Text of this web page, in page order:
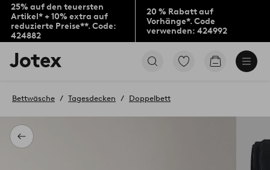
25% auf den teuersten
Artikel* + 10% extra auf
reduzierte Preise**. Code:
424882
20 % Rabatt auf
Vorhänge*. Code
verwenden: 424992
Jotex-
Logo
Startseite
Zu
Produkten
Zum
Zurück
Bettwäsche Tagesdecken Doppelbett